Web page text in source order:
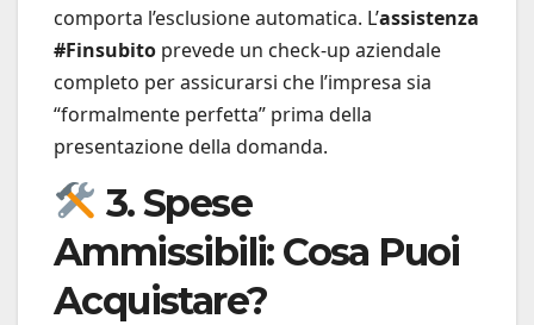
comporta l’esclusione automatica. L’assistenza
#Finsubito prevede un check-up aziendale
completo per assicurarsi che l’impresa sia
“formalmente perfetta” prima della
presentazione della domanda.
3. Spese
Ammissibili: Cosa Puoi
Acquistare?